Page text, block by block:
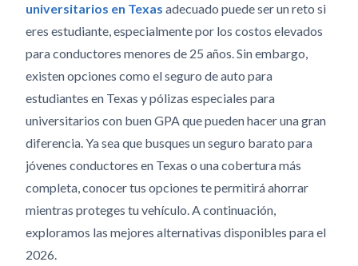
universitarios en Texas adecuado puede ser un reto si
eres estudiante, especialmente por los costos elevados
para conductores menores de 25 años.Sin embargo,
existen opciones como el seguro de auto para
estudiantes en Texas y pólizas especiales para
universitarios con buen GPA que pueden hacer una gran
diferencia. Ya sea que busques un seguro barato para
jóvenes conductores en Texas o una cobertura más
completa, conocer tus opciones te permitirá ahorrar
mientras proteges tu vehículo. A continuación,
exploramos las mejores alternativas disponibles para el
2026.